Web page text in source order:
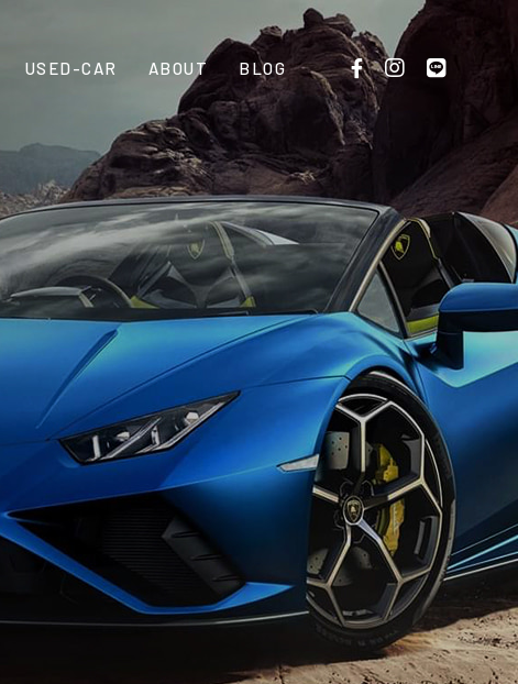
USED-CAR ABOUT BLOG